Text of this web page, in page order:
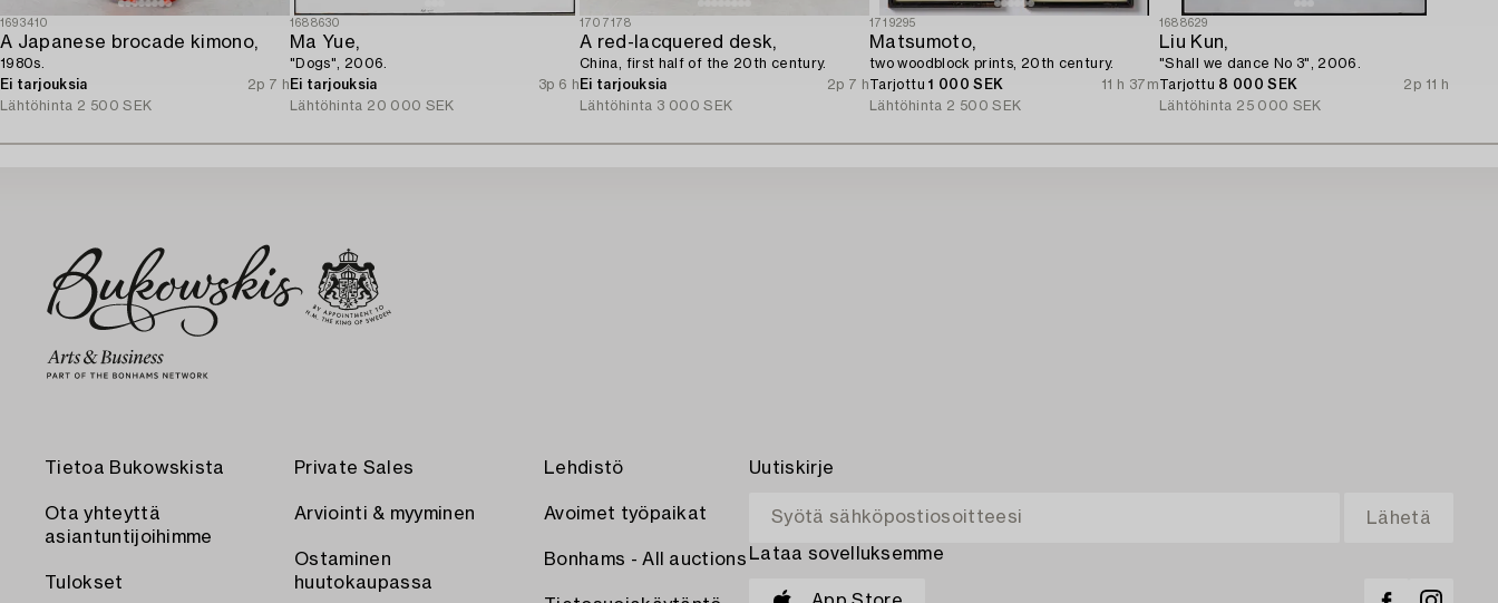
1693410
A Japanese brocade kimono,
1980s.
Ei tarjouksia
2p 7 h
Lähtöhinta 2 500 SEK
1688630
Ma Yue,
"Dogs", 2006.
Ei tarjouksia
3p 6 h
Lähtöhinta 20 000 SEK
1707178
A red-lacquered desk,
China, first half of the 20th century.
Ei tarjouksia
2p 7 h
Lähtöhinta 3 000 SEK
1719295
Matsumoto,
two woodblock prints, 20th century.
Tarjottu1 000 SEK
11 h 37m
Lähtöhinta 2 500 SEK
1688629
Liu Kun,
"Shall we dance No 3", 2006.
Tarjottu 8 000 SEK
2p 11 h
Lähtöhinta 25 000 SEK
Tietoa Bukowskista
Ota yhteyttä
asiantuntijoihimme
Tulokset
Private Sales
Arviointi & myyminen
Ostaminen
huutokaupassa
Lehdistö
Avoimet työpaikat
Bonhams - All auctions
Uutiskirje
Lataa sovelluksemme